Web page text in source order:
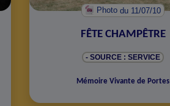
Photo du 11/07/10
FÊTE CHAMPÊTRE
- SOURCE : SERVICE
Mémoire Vivante de Portes